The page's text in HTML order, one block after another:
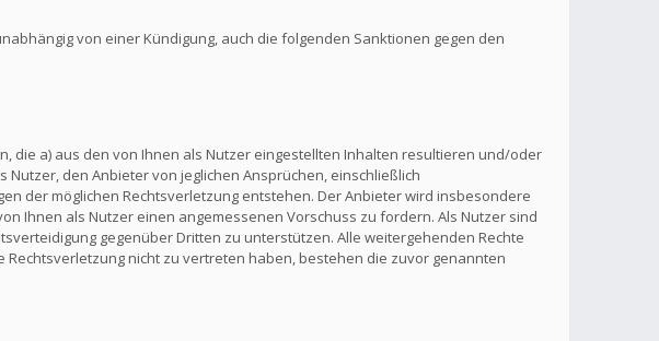
von einer Kündigung, auch die folgenden Sanktionen gegen den
die a) aus den von Ihnen als Nutzer eingestellten Inhalten resultieren und/oder
den Anbieter von jeglichen Ansprüchen, einschließlich
der möglichen Rechtsverletzung entstehen. Der Anbieter wird insbesondere
Ihnen als Nutzer einen angemessenen Vorschuss zu fordern. Als Nutzer sind
gegenüber Dritten zu unterstützen. Alle weitergehenden Rechte
nicht zu vertreten haben, bestehen die zuvor genannten